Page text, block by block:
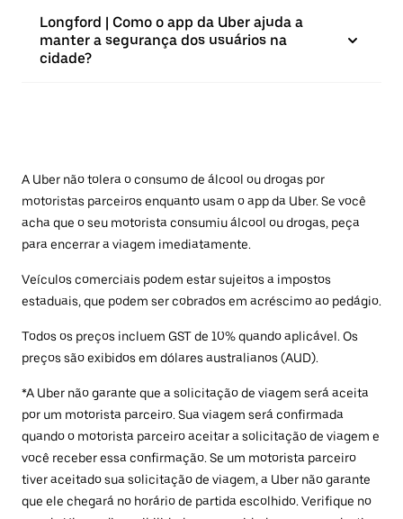
Longford | Como o app da Uber ajuda a
manter a segurança dos usuários na
cidade?
A Uber não tolera o consumo de álcool ou drogas por
motoristas parceiros enquanto usam o app da Uber. Se você
acha que o seu motorista consumiu álcool ou drogas, peça
para encerrar a viagem imediatamente.
Veículos comerciais podem estar sujeitos a impostos
estaduais, que podem ser cobrados em acréscimo ao pedágio.
Todos os preços incluem GST de 10% quando aplicável. Os
preços são exibidos em dólares australianos (AUD).
*A Uber não garante que a solicitação de viagem será aceita
por um motorista parceiro. Sua viagem será confirmada
quando o motorista parceiro aceitar a solicitação de viagem e
você receber essa confirmação. Se um motorista parceiro
tiver aceitado sua solicitação de viagem, a Uber não garante
que ele chegará no horário de partida escolhido. Verifique no